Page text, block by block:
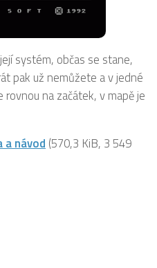
systém, občas se stane,
pak už nemůžete a v jedné
rovnou na začátek, v mapě je
a návod (570,3 KiB, 3 549